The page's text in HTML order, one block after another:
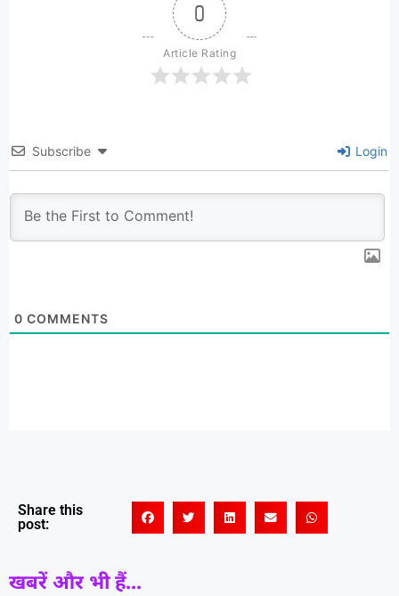
0
Article Rating
Subscribe Login
0 COMMENTS
Share this
post:
खबरें और भी हैं...